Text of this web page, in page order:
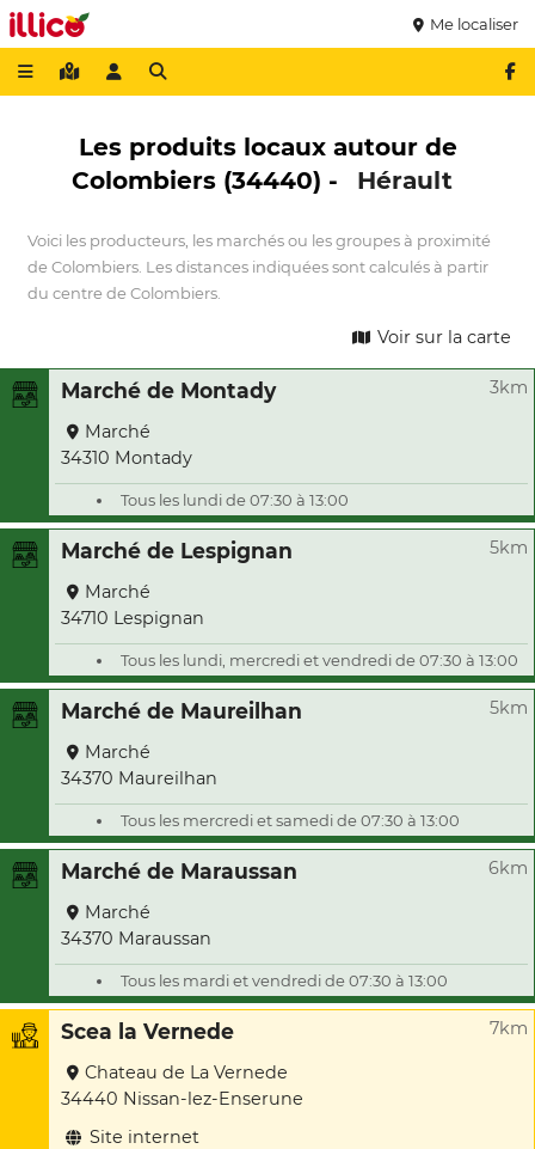
Me localiser
Les produits locaux autour de
Colombiers (34440) -
Hérault
Voici les producteurs, les marchés ou les groupes à proximité
de Colombiers. Les distances indiquées sont calculés à partir
du centre de Colombiers.
Voir sur la carte
Marché de Montady 3km
Marché
34310 Montady
Tous les lundi de 07:30 à 13:00
Marché de Lespignan 5km
Marché
34710 Lespignan
Tous les lundi, mercredi et vendredi de 07:30 à 13:00
Marché de Maureilhan 5km
Marché
34370 Maureilhan
Tous les mercredi et samedi de 07:30 à 13:00
Marché de Maraussan 6km
Marché
34370 Maraussan
Tous les mardi et vendredi de 07:30 à 13:00
Scea la Vernede 7km
Chateau de La Vernede
34440 Nissan-lez-Enserune
Site internet